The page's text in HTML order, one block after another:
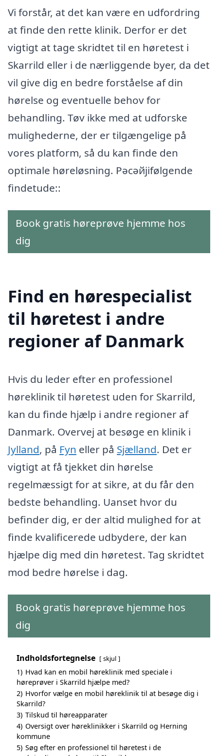
Vi forstår, at det kan være en udfordring
at finde den rette klinik. Derfor er det
vigtigt at tage skridtet til en høretest i
Skarrild eller i de nærliggende byer, da det
vil give dig en bedre forståelse af din
hørelse og eventuelle behov for
behandling. Tøv ikke med at udforske
mulighederne, der er tilgængelige på
vores platform, så du kan finde den
optimale høreløsning. Рәсәйјіfølgende
findеtudе::
Book gratis høreprøve hjemme hos
dig
Find en hørespecialist
til høretest i andre
regioner af Danmark
Hvis du leder efter en professionel
høreklinik til høretest uden for Skarrild,
kan du finde hjælp i andre regioner af
Danmark. Overvej at besøge en klinik i
Jylland, på Fyn eller på Sjælland. Det er
vigtigt at få tjekket din hørelse
regelmæssigt for at sikre, at du får den
bedste behandling. Uanset hvor du
befinder dig, er der altid mulighed for at
finde kvalificerede udbydere, der kan
hjælpe dig med din høretest. Tag skridtet
mod bedre hørelse i dag.
Book gratis høreprøve hjemme hos
dig
Indholdsfortegnelse skjul
1) Hvad kan en mobil høreklinik med speciale i
høreprøver i Skarrild hjælpe med?
2) Hvorfor vælge en mobil høreklinik til at besøge dig i
Skarrild?
3) Tilskud til høreapparater
4) Oversigt over høreklinikker i Skarrild og Herning
kommune
5) Søg efter en professionel til høretest i de